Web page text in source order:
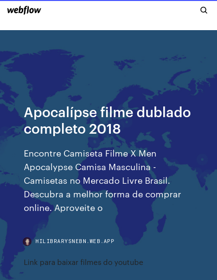
Apocalípse filme dublado
completo 2018
Encontre Camiseta Filme X Men
Apocalypse Camisa Masculina -
Camisetas no Mercado Livre Brasil.
Descubra a melhor forma de comprar
online. Aproveite o
HILIBRARYSNEBN.WEB.APP
Link para baixar filmes do youtube